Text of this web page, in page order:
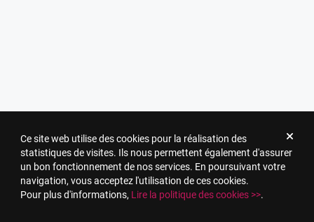
Ce site web utilise des cookies pour la réalisation des
statistiques de visites. Ils nous permettent également d'assurer
un bon fonctionnement de nos services. En poursuivant votre
navigation, vous acceptez l'utilisation de ces cookies.
Pour plus d'informations, Lire la politique des cookies >>.